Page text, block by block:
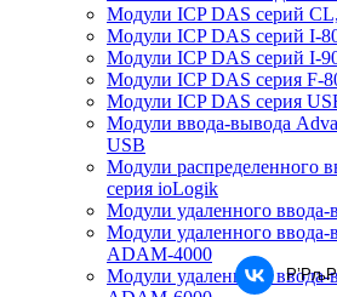
Модули ICP DAS серий
Модули ICP DAS серий I-
Модули ICP DAS серий I-
Модули ICP DAS серия F-
Модули ICP DAS серия
Модули ввода-вывода
USB
Модули распределенного
серия ioLogik
Модули удаленного
Модули удаленного ввода-
ADAM-4000
Модули удаленного ввода-